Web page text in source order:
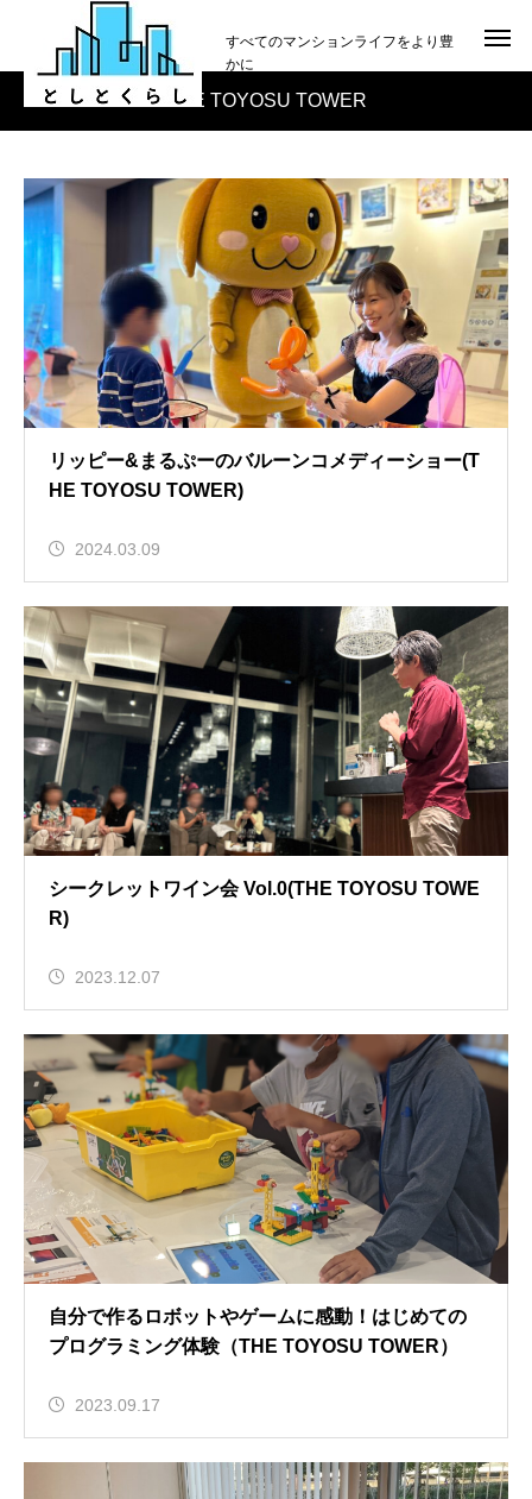
すべてのマンションライフをより豊
かに
THE TOYOSU TOWER
リッピー&まるぷーのバルーンコメディーショー(T
HE TOYOSU TOWER)
2024.03.09
シークレットワイン会 Vol.0(THE TOYOSU TOWE
R)
2023.12.07
自分で作るロボットやゲームに感動！はじめての
プログラミング体験（THE TOYOSU TOWER）
2023.09.17